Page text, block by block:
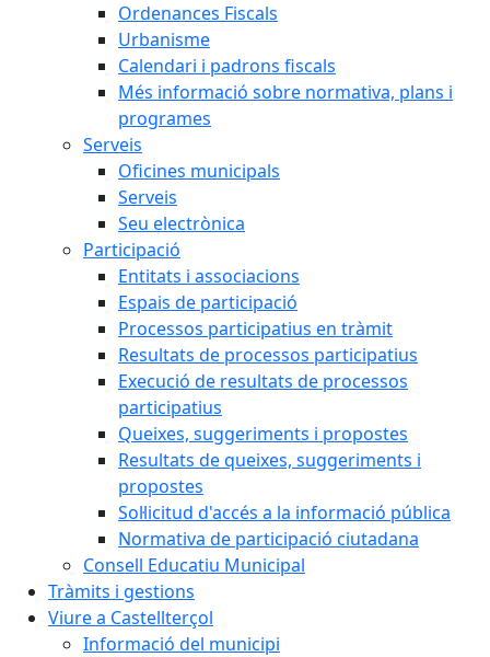
Ordenances Fiscals
Urbanisme
Calendari i padrons fiscals
Més informació sobre normativa, plans i
programes
Serveis
Oficines municipals
Serveis
Seu electrònica
Participació
Entitats i associacions
Espais de participació
Processos participatius en tràmit
Resultats de processos participatius
Execució de resultats de processos
participatius
Queixes, suggeriments i propostes
Resultats de queixes, suggeriments i
propostes
Sol·licitud d'accés a la informació pública
Normativa de participació ciutadana
Consell Educatiu Municipal
Tràmits i gestions
Viure a Castellterçol
Informació del municipi